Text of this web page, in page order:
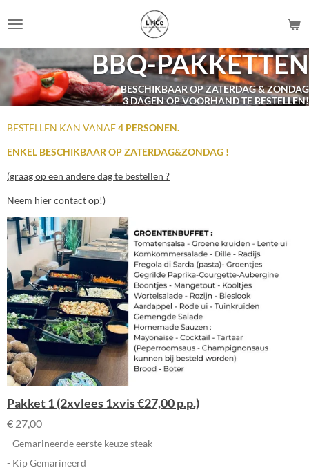
direct
de
hoofdinhoud
BBQ-PAKKETTEN
BESCHIKBAAR OP ZATERDAG & ZONDAG
3 DAGEN OP VOORHAND TE BESTELLEN!
BESTELLEN KAN VANAF4 PERSONEN.
ENKEL BESCHIKBAAR OP ZATERDAG&ZONDAG !
(graag op een andere dag te bestellen ?
Neem hier contact op!)
Pakket 1 (2xvlees 1xvis €27,00 p.p.)
€ 27,00
- Gemarineerde eerste keuze steak
- Kip Gemarineerd